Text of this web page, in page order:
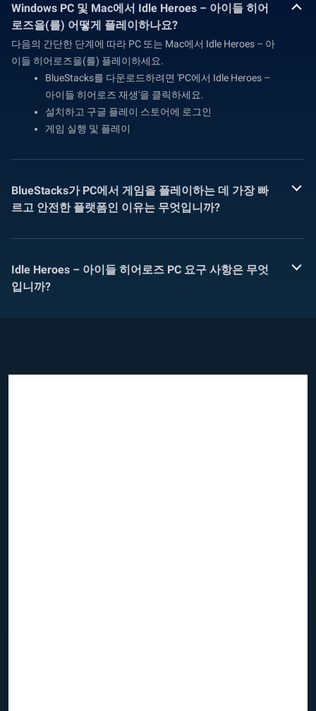
Windows PC 및 Mac에서 Idle Heroes – 아이들 히어
로즈을(를) 어떻게 플레이하나요?
다음의 간단한 단계에 따라 PC 또는 Mac에서 Idle Heroes – 아
이들 히어로즈을(를) 플레이하세요.
BlueStacks를 다운로드하려면 'PC에서 Idle Heroes –
아이들 히어로즈 재생'을 클릭하세요.
설치하고 구글 플레이 스토어에 로그인
게임 실행 및 플레이
BlueStacks가 PC에서 게임을 플레이하는 데 가장 빠
르고 안전한 플랫폼인 이유는 무엇입니까?
Idle Heroes – 아이들 히어로즈 PC 요구 사항은 무엇
입니까?